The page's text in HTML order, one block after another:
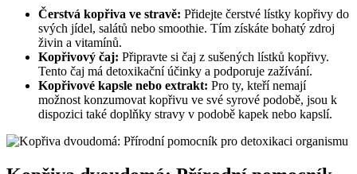
Čerstvá kopřiva ve stravě: Přidejte čerstvé lístky kopřivy do
svých jídel, salátů nebo smoothie. Tím získáte bohatý zdroj
živin a vitamínů.
Kopřivový čaj: Připravte si čaj z sušených lístků kopřivy.
Tento čaj má detoxikační účinky a podporuje zažívání.
Kopřivové kapsle nebo extrakt: Pro ty, kteří nemají
možnost konzumovat kopřivu ve své syrové podobě, jsou k
dispozici také doplňky stravy v podobě kapek nebo kapslí.